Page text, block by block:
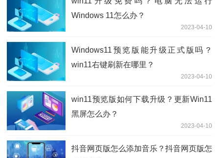
Windows 11怎么办？
2023-04-10
Windows11预览版能升级正式版吗？
win11右键刷新在哪里？
2023-04-10
win11预览版如何下载升级？更新Win11
黑屏怎么办？
2023-04-10
抖音网页版怎么添加音乐？抖音网页版怎